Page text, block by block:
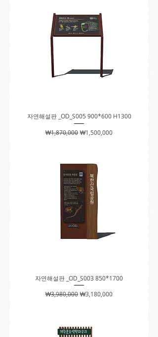
자연해설판 _OD_S005 900*600 H1300
일반가
₩1,870,000 할인가
₩1,500,000
자연해설판 _OD_S003 850*1700
일반가
₩3,980,000 할인가
₩3,180,000